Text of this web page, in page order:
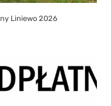
Liniewo 2026